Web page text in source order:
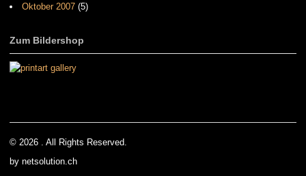
Oktober 2007 (5)
Zum Bildershop
© 2026 . All Rights Reserved.
by netsolution.ch